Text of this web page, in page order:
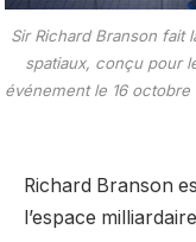
Sir Richard Branson fait
spatiaux, conçu pour
événement le 16 octobre
Richard Branson
l’espace